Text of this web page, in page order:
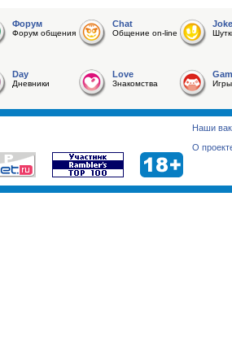
Форум
Форум общения
Chat
Общение on-line
Joke
Day
Дневники
Love
Знакомства Игры
Наши
О